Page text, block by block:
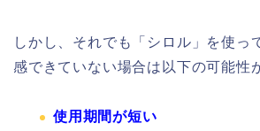
しかし、それでも「 シロル 」を使っ
感できていない場合は以下の可能性
使用期間が短い